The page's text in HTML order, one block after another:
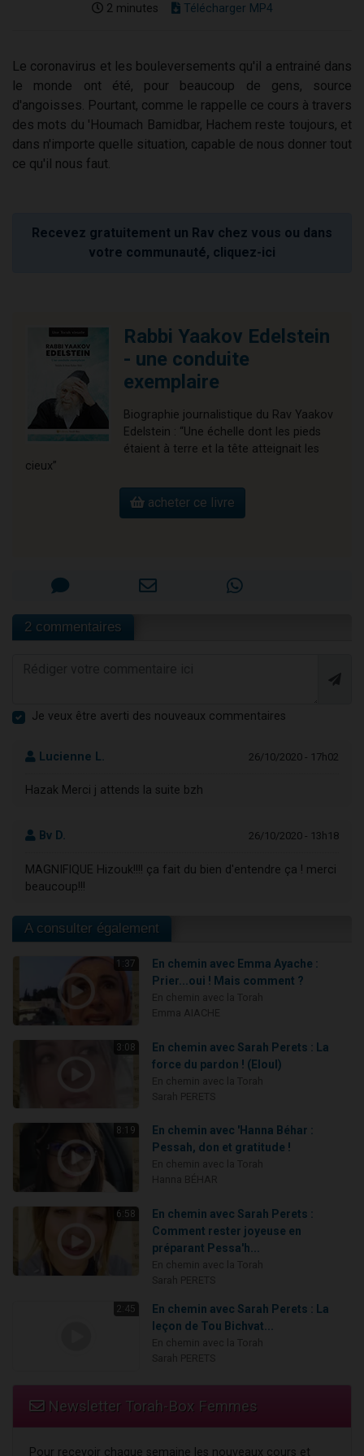
2 minutes Télécharger MP4
Le coronavirus et les bouleversements qu'il a entrainé dans
le monde ont été, pour beaucoup de gens, source
d'angoisses. Pourtant, comme le rappelle ce cours à travers
des mots du 'Houmach Bamidbar, Hachem reste toujours, et
dans n'importe quelle situation, capable de nous donner tout
ce qu'il nous faut.
Recevez gratuitement un Rav chez vous ou dans
votre communauté, cliquez-ici
Rabbi Yaakov Edelstein
- une conduite
exemplaire
Biographie journalistique du Rav Yaakov
Edelstein : “Une échelle dont les pieds
étaient à terre et la tête atteignait les
cieux”
acheter ce livre
2 commentaires
Je veux être averti des nouveaux commentaires
Lucienne L. 26/10/2020 - 17h02
Hazak Merci j attends la suite bzh
Bv D. 26/10/2020 - 13h18
MAGNIFIQUE Hizouk!!!! ça fait du bien d'entendre ça ! merci
beaucoup!!!
A consulter également
1:37
En chemin avec Emma Ayache :
Prier...oui ! Mais comment ?
3:08
En chemin avec Sarah Perets : La
force du pardon ! (Eloul)
8:19
En chemin avec 'Hanna Béhar :
Pessah, don et gratitude !
6:58
En chemin avec Sarah Perets :
Comment rester joyeuse en
préparant Pessa'h...
2:45
En chemin avec Sarah Perets : La
leçon de Tou Bichvat...
Newsletter Torah-Box Femmes
Pour recevoir chaque semaine les nouveaux cours et